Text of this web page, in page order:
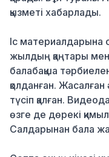
қызметі хабарлады.
Іс
жылдың қаңтары
балабақша
қолданған.
түсіп қалған.
өзге де дөрекі
Салдарынан бала